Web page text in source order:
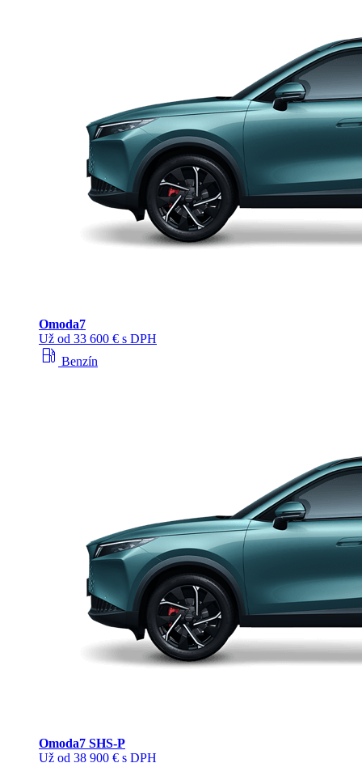
Omoda7
Už od 33 600 € s DPH
local_gas_station Benzín
Omoda7 SHS-P
Už od 38 900 € s DPH